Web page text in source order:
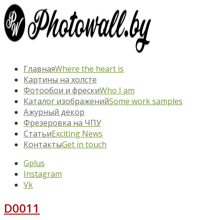
ГлавнаяWhere the heart is
Картины на холсте
Фотообои и фрескиWho I am
Каталог изображенийSome work samples
Ажурный декор
Фрезеровка на ЧПУ
СтатьиExciting News
КонтактыGet in touch
Gplus
Instagram
Vk
D0011